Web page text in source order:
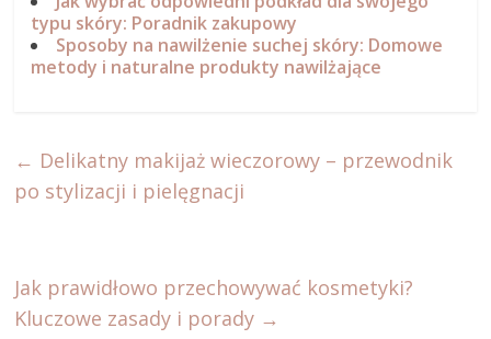
typu skóry: Poradnik zakupowy
Sposoby na nawilżenie suchej skóry: Domowe
metody i naturalne produkty nawilżające
← Delikatny makijaż wieczorowy – przewodnik
po stylizacji i pielęgnacji
Jak prawidłowo przechowywać kosmetyki?
Kluczowe zasady i porady →